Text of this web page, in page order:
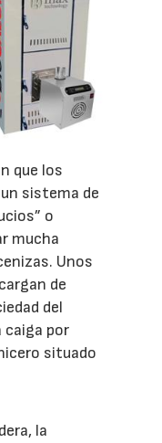
que los
sistema de
o
mucha
Unos
de
del
caiga por
situado
la